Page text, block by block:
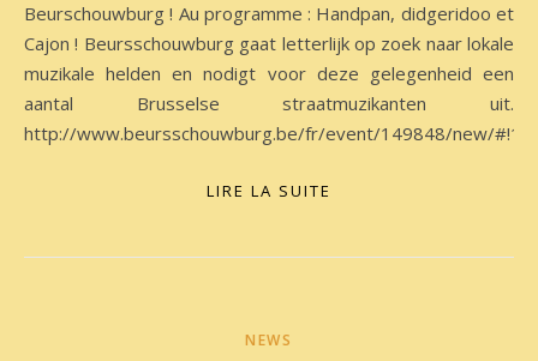
Beurschouwburg ! Au programme : Handpan, didgeridoo et
Cajon ! Beursschouwburg gaat letterlijk op zoek naar lokale
muzikale helden en nodigt voor deze gelegenheid een
aantal Brusselse straatmuzikanten uit.
http://www.beursschouwburg.be/fr/event/149848/new/
LIRE LA SUITE
NEWS